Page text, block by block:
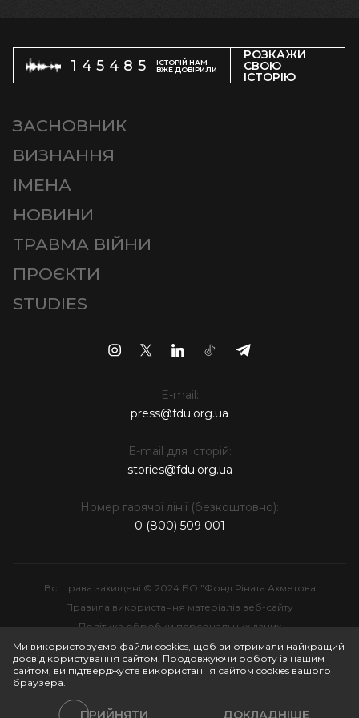
145485
ІСТОРІЙ НАМ
ВЖЕ ДОВІРИЛИ
РОЗКАЖИ
СВОЮ
ІСТОРІЮ
ЗАСНОВНИК
ВИЗНАННЯ
ІМЕНА
НОВИНИ
ТРАВМА ВІЙНИ
ПРОЄКТИ
STUDIES
E-mail:
press@fdu.org.ua
E-mail для історій:
stories@fdu.org.ua
Номер гарячої лінії (безкоштовно):
0 (800) 509 001
Всі права захищені © 2024 БО "Фонд Ріната Ахметова
Правила використання матеріалів веб-сайту
Політика обробки персональних даних
Інтелектуальна власність
Ми використовуємо файли cookies, щоб ви отримали найкращий
досвід користування сайтом. Продовжуючи роботу із нашим
сайтом, ви підтверджуєте використання сайтом cookies вашого
браузера.
ПРИЙНЯТИ ДОКЛАДНІШЕ
Політики сайту